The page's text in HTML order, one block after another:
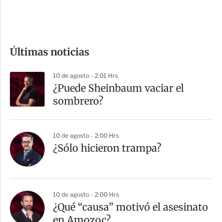
p
a
r
t
Últimas noticias
10 de agosto - 2:01 Hrs
¿Puede Sheinbaum vaciar el
sombrero?
10 de agosto - 2:00 Hrs
¿Sólo hicieron trampa?
10 de agosto - 2:00 Hrs
¿Qué “causa” motivó el asesinato